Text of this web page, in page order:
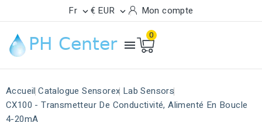
Fr  € EUR  Mon compte

0
Accueil Catalogue Sensorex Lab Sensors
CX100 - Transmetteur De Conductivité, Alimenté En Boucle
4-20mA